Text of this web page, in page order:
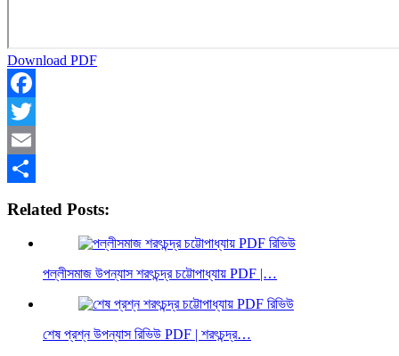
Download PDF
Facebook
Twitter
Email
Related Posts:
পল্লীসমাজ উপন্যাস শরৎচন্দ্র চট্টোপাধ্যায় PDF |…
শেষ প্রশ্ন উপন্যাস রিভিউ PDF | শরৎচন্দ্র…